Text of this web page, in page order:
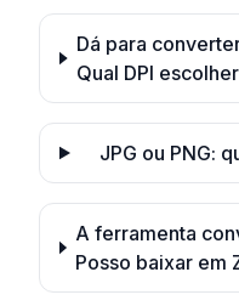
Dá para
Qual DPI
JPG ou PNG:
A ferramenta
Posso baixar em